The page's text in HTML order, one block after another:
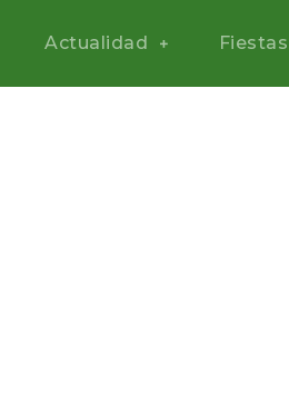
Actualidad Fiestas